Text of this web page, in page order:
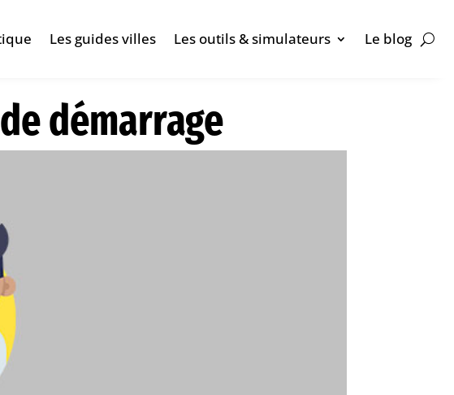
Les guides villes Les outils & simulateurs Le blog
démarrage